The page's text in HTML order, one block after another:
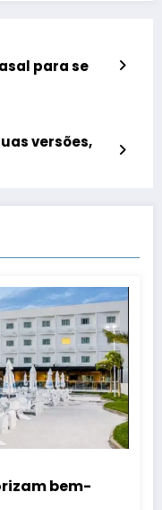
para se
versões,
bem-